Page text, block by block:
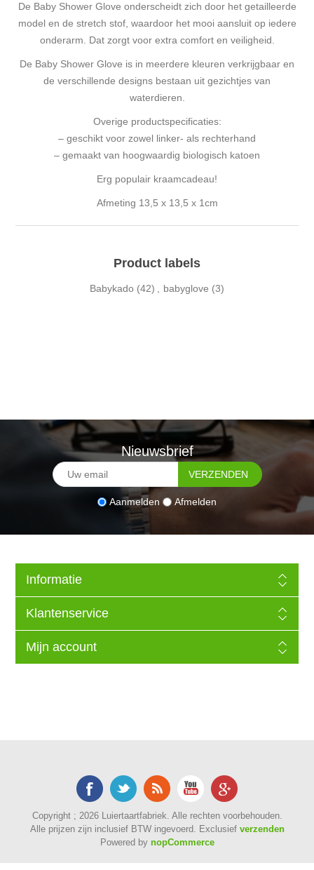
De Baby Shower Glove onderscheidt zich door het getailleerde
model en de stretch stof, waardoor het mooi aansluit op iedere
onderarm. Dat zorgt voor extra comfort en veiligheid.
De Baby Shower Glove is in meerdere kleuren verkrijgbaar en
de verschillende designs bestaan uit gezichtjes van
waterdieren.
Overige productspecificaties:
– geschikt voor zowel linker- als rechterhand
– gemaakt van hoogwaardig biologisch katoen
Erg populair kraamcadeau!
Afmeting 13,5 x 13,5 x 1cm
Product labels
Babykado (42) babyglove (3)
Nieuwsbrief
Aanmelden Afmelden
Informatie
Klantenservice
Mijn account
Copyright ; 2026 Luiertaartfabriek. Alle rechten voorbehouden.
Alle prijzen zijn inclusief BTW ingevoerd. Exclusief verzenden
Powered by nopCommerce